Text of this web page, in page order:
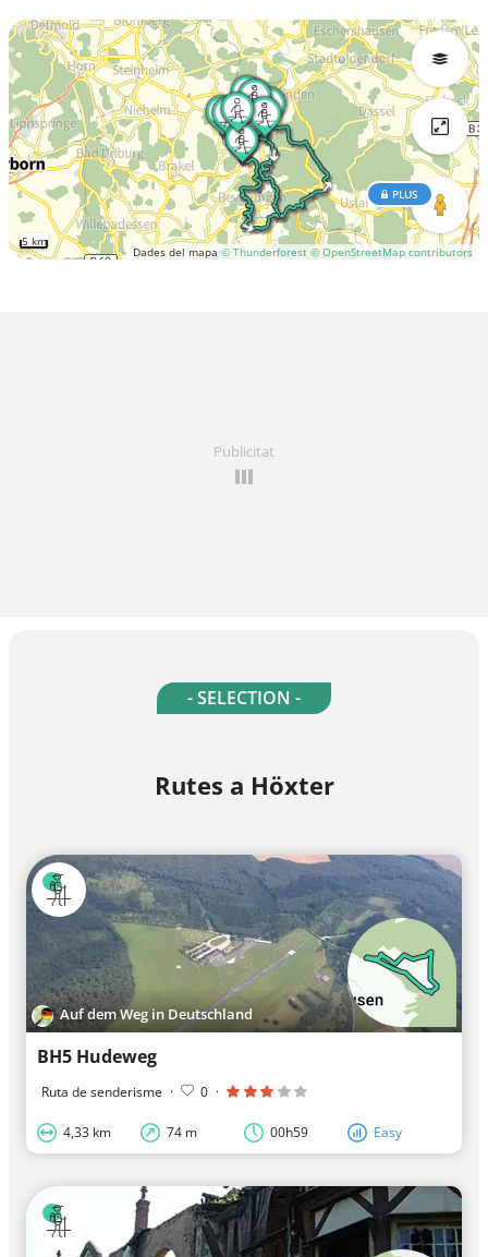
Dades del mapa © Thunderforest © OpenStreetMap contributors
PLUS
5 km
Publicitat
- SELECTION -
Rutes a Höxter
Auf dem Weg in Deutschland
BH5 Hudeweg
Ruta de senderisme · 0 ·
4,33 km 74 m 00h59 Easy